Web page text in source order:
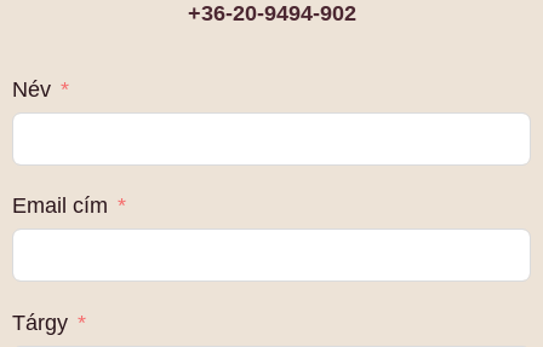
+36-20-9494-902
Név
Email cím
Tárgy